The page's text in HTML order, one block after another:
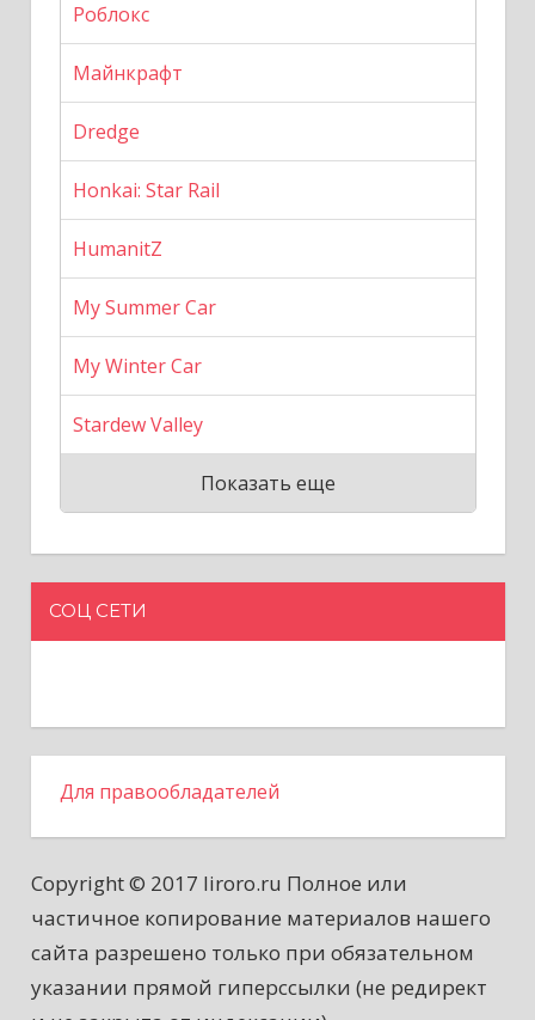
Роблокс
Майнкрафт
Dredge
Honkai: Star Rail
HumanitZ
My Summer Car
My Winter Car
Stardew Valley
Показать еще
СОЦ СЕТИ
Для правообладателей
Copyright © 2017 liroro.ru Полное или
частичное копирование материалов нашего
сайта разрешено только при обязательном
указании прямой гиперссылки (не редирект